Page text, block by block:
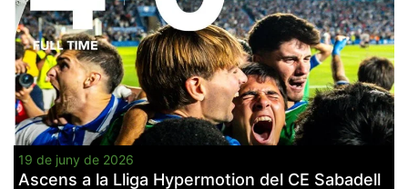
19 de juny de 2026
Ascens a la Lliga Hypermotion del CE Sabadell